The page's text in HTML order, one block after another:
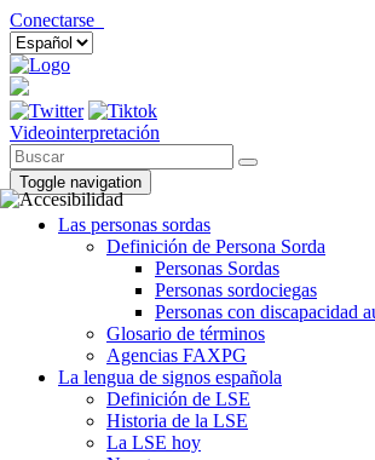
Conectarse
Videointerpretación
Toggle navigation
Las personas sordas
Definición de Persona Sorda
Personas Sordas
Personas sordociegas
Personas con discapacidad
Glosario de términos
Agencias FAXPG
La lengua de signos española
Definición de LSE
Historia de la LSE
La LSE hoy